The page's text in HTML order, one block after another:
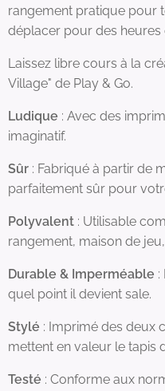
rangement pratique pour
déplacer pour des
Laissez libre cours à la
Village" de Play & Go.
Ludique : Avec des
imaginatif.
Sûr : Fabriqué à partir de
parfaitement sûr pour
Polyvalent : Utilisable
rangement, maison de
Durable & Imperméable :
quel point il devient sale.
Stylé : Imprimé des deux
mettent en valeur le tapis
Testé : Conforme aux